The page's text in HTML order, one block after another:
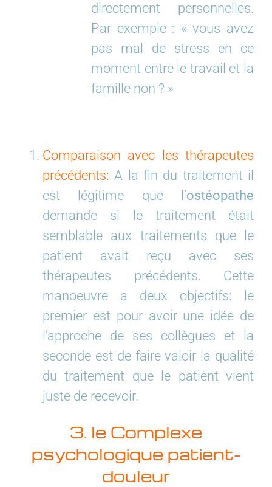
directement personnelles.
Par exemple : « vous avez
pas mal de stress en ce
moment entre le travail et la
famille non ? »
Comparaison avec les thérapeutes
précédents: A la fin du traitement il
est légitime que l’ostéopathe
demande si le traitement était
semblable aux traitements que le
patient avait reçu avec ses
thérapeutes précédents. Cette
manoeuvre a deux objectifs: le
premier est pour avoir une idée de
l’approche de ses collègues et la
seconde est de faire valoir la qualité
du traitement que le patient vient
juste de recevoir.
3. le Complexe
psychologique patient-
douleur